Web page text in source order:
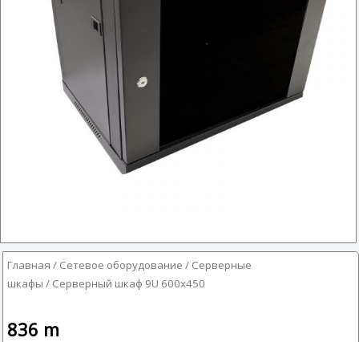
Главная / Сетевое оборудование / Серверные
шкафы / Серверный шкаф 9U 600х450
836 m